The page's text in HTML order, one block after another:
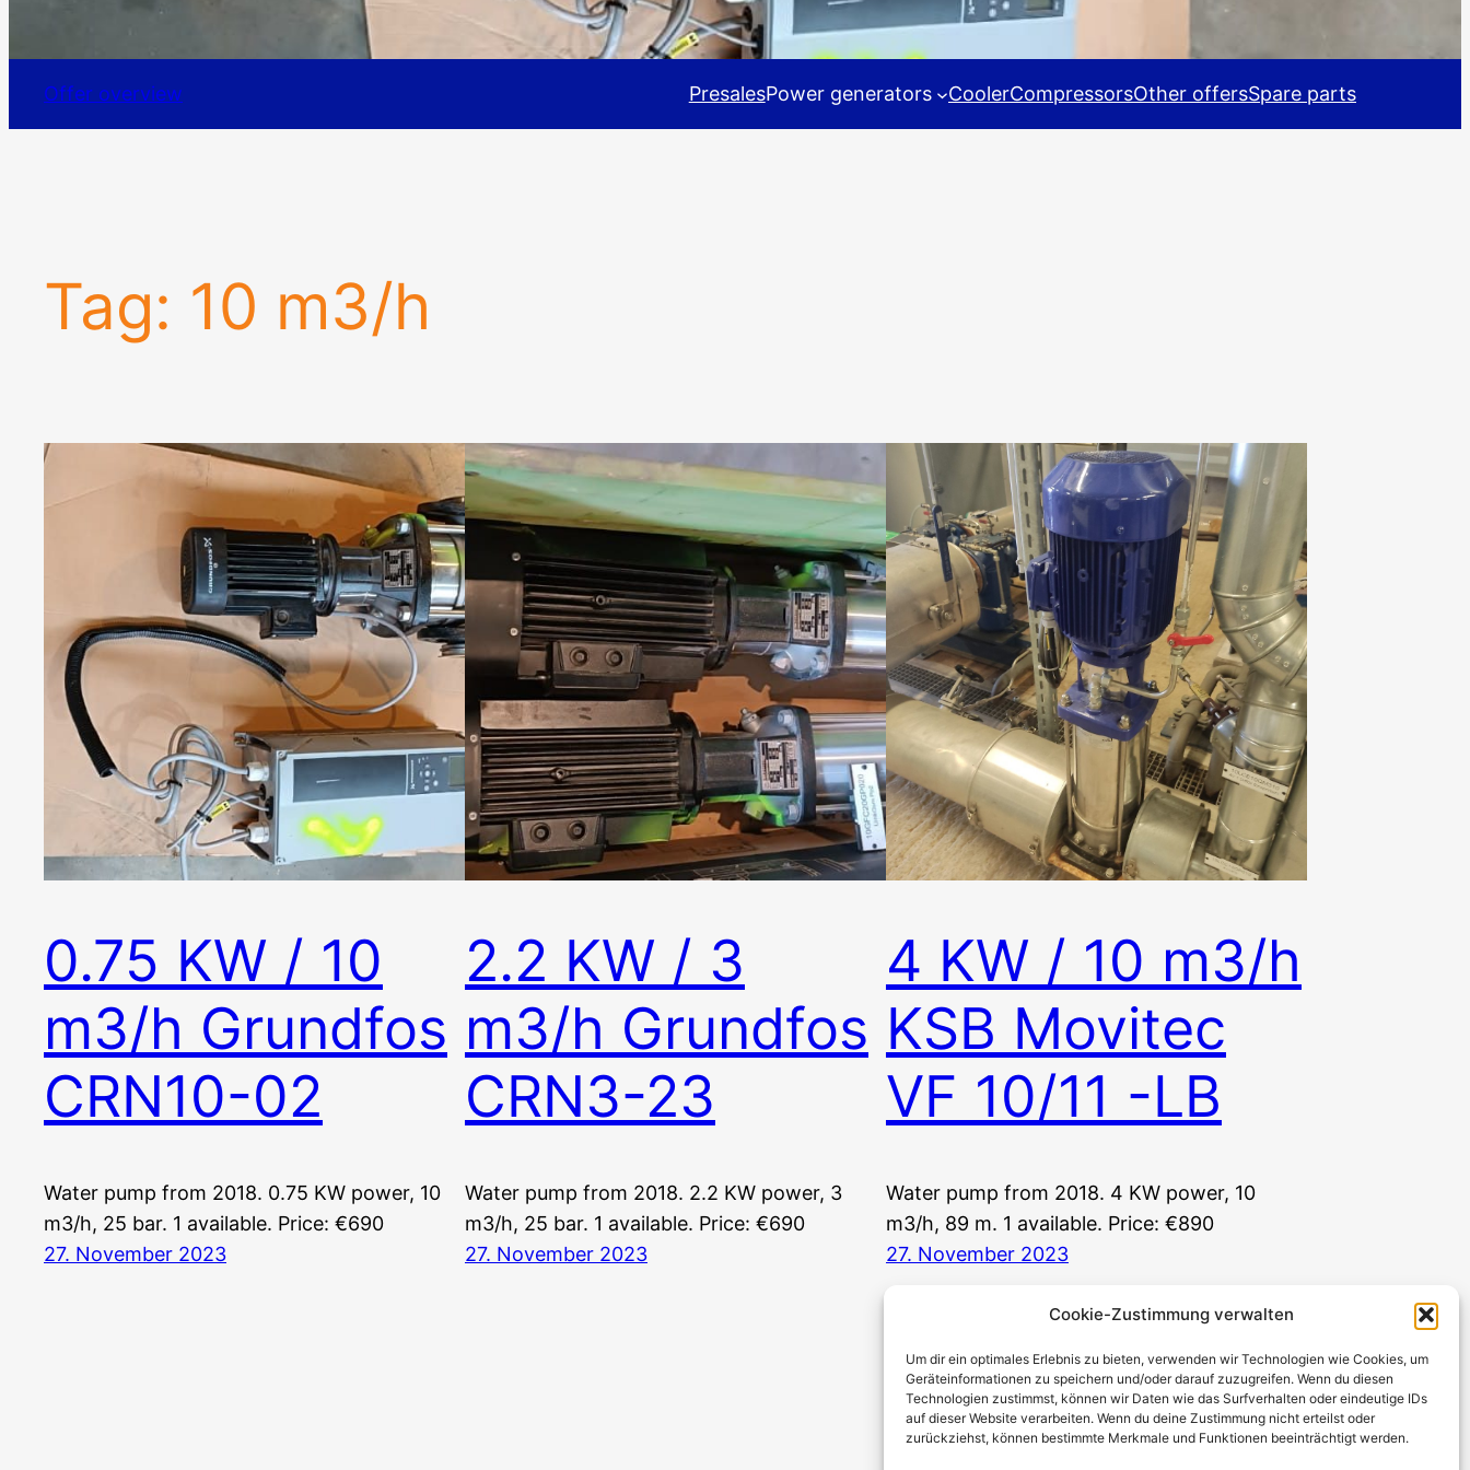
Cookie-Zustimmung verwalten
Um dir ein optimales Erlebnis zu bieten, verwenden wir Technologien wie Cookies, um
Geräteinformationen zu speichern und/oder darauf zuzugreifen. Wenn du diesen
Technologien zustimmst, können wir Daten wie das Surfverhalten oder eindeutige IDs
auf dieser Website verarbeiten. Wenn du deine Zustimmung nicht erteilst oder
zurückziehst, können bestimmte Merkmale und Funktionen beeinträchtigt werden.
Offer overview PresalesPower generators CoolerCompressorsOther offersSpare parts
Tag: 10 m3/h
0.75 KW / 10
m3/h Grundfos
CRN10-02
Water pump from 2018. 0.75 KW power, 10
m3/h, 25 bar. 1 available. Price: €690
27. November 2023
2.2 KW / 3
m3/h Grundfos
CRN3-23
Water pump from 2018. 2.2 KW power, 3
m3/h, 25 bar. 1 available. Price: €690
27. November 2023
4 KW / 10 m3/h
KSB Movitec
VF 10/11 -LB
Water pump from 2018. 4 KW power, 10
m3/h, 89 m. 1 available. Price: €890
27. November 2023